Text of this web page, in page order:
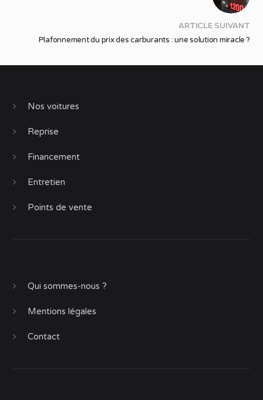
ARTICLE SUIVANT
Plafonnement du prix des carburants : une solution miracle ?
Nos voitures
Reprise
Financement
Entretien
Points de vente
Qui sommes-nous ?
Mentions légales
Contact